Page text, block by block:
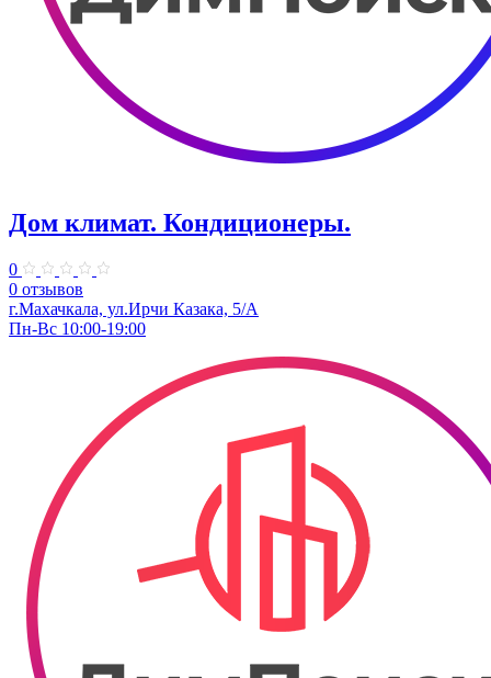
Дом климат. Кондиционеры.
0
0 отзывов
г.Махачкала, ​ул.Ирчи Казака, 5/А
Пн-Вс 10:00-19:00